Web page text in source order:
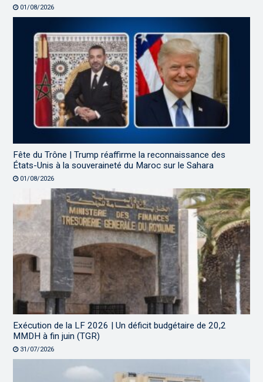
01/08/2026
Fête du Trône | Trump réaffirme la reconnaissance des
États-Unis à la souveraineté du Maroc sur le Sahara
01/08/2026
Exécution de la LF 2026 | Un déficit budgétaire de 20,2
MMDH à fin juin (TGR)
31/07/2026